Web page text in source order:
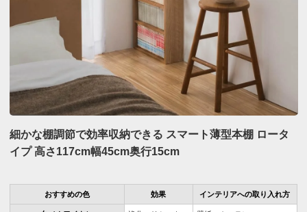
細かな棚調節で効率収納できる スマート薄型本棚 ロータ
イプ 高さ117cm幅45cm奥行15cm
おすすめの色 効果 インテリアへの取り入れ方